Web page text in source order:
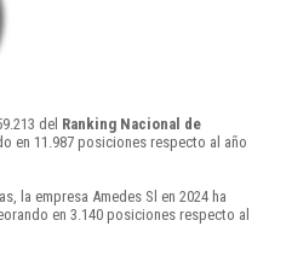
del Ranking Nacional de
en 11.987 posiciones respecto al año
la empresa Amedes Sl en 2024 ha
en 3.140 posiciones respecto al